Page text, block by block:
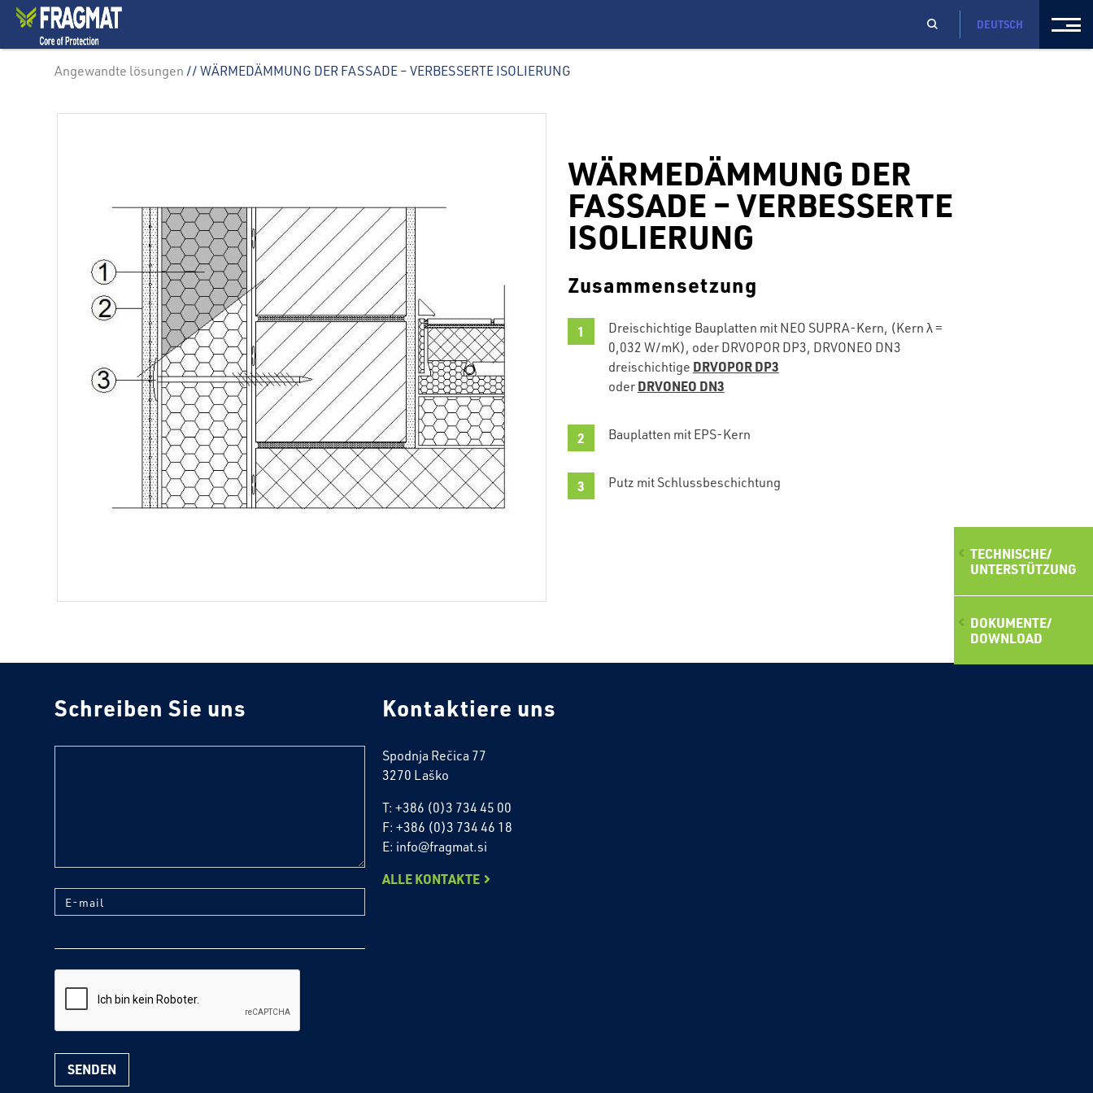
TECHNISCHE/
UNTERSTÜTZUNG
DOKUMENTE/
DOWNLOAD
DEUTSCH
Angewandte lösungen // WÄRMEDÄMMUNG DER FASSADE – VERBESSERTE ISOLIERUNG
WÄRMEDÄMMUNG DER
FASSADE – VERBESSERTE
ISOLIERUNG
Zusammensetzung
Dreischichtige Bauplatten mit NEO SUPRA-Kern, (Kern λ =
0,032 W/mK), oder DRVOPOR DP3, DRVONEO DN3
dreischichtige DRVOPOR DP3
oder DRVONEO DN3
Bauplatten mit EPS-Kern
Putz mit Schlussbeschichtung
Schreiben Sie uns
E-mail
Kontaktiere uns
Spodnja Rečica 77
3270 Laško
T: +386 (0)3 734 45 00
F: +386 (0)3 734 46 18
E: info@fragmat.si
ALLE KONTAKTE